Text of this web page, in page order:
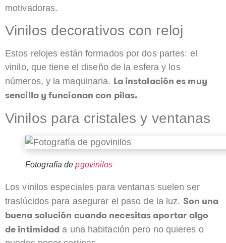
motivadoras.
Vinilos decorativos con reloj
Estos relojes están formados por dos partes: el
vinilo, que tiene el diseño de la esfera y los
números, y la maquinaria. La instalación es muy
sencilla y funcionan con pilas.
Vinilos para cristales y ventanas
Fotografía depgovinilos
Los vinilos especiales para ventanas suelen ser
traslúcidos para asegurar el paso de la luz. Son una
buena solución cuando necesitas aportar algo
de intimidad a una habitación pero no quieres o